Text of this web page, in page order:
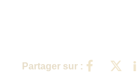
Partager sur :